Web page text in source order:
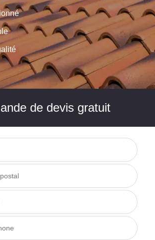
de devis gratuit